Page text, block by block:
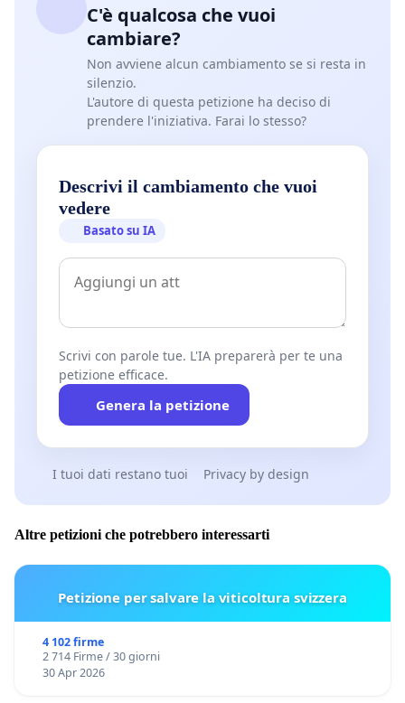
C'è qualcosa che vuoi
cambiare?
Non avviene alcun cambiamento se si resta in
silenzio.
L'autore di questa petizione ha deciso di
prendere l'iniziativa. Farai lo stesso?
Descrivi il cambiamento che vuoi
vedere
Basato su IA
Scrivi con parole tue. L'IA preparerà per te una
petizione efficace.
Genera la petizione
I tuoi dati restano tuoi Privacy by design
Altre petizioni che potrebbero interessarti
Petizione per salvare la viticoltura svizzera
4 102 firme
2 714 Firme / 30 giorni
30 Apr 2026